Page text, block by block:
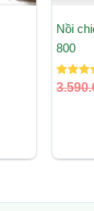
Nồi
800
Được
hạng